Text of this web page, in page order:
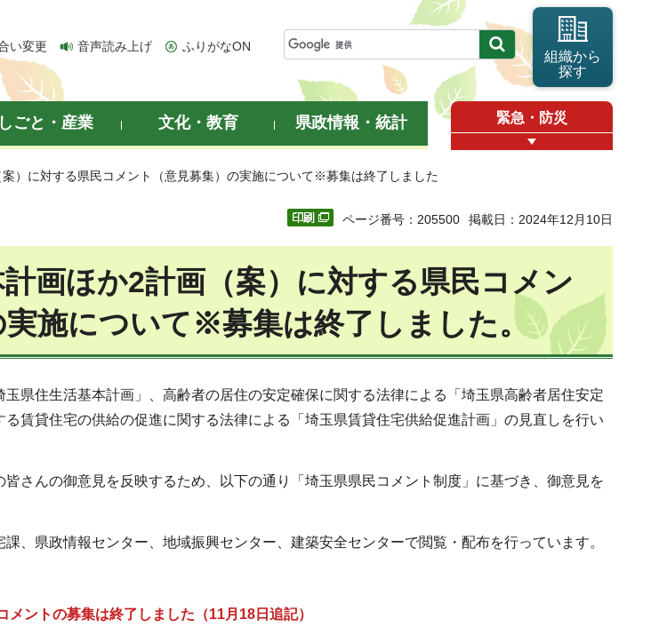
い変更 音声読み上げ ふりがなON
組織から
探す
しごと・産業 文化・教育 県政情報・統計 緊急・防災
）に対する県民コメント（意見募集）の実施について※募集は終了しました
ページ番号：205500 掲載日：2024年12月10日
画ほか2計画（案）に対する県民コメン
実施について※募集は終了しました。
県住生活基本計画」、高齢者の居住の安定確保に関する法律による「埼玉県高齢者居住安定
賃貸住宅の供給の促進に関する法律による「埼玉県賃貸住宅供給促進計画」の見直しを行い
さんの御意見を反映するため、以下の通り「埼玉県県民コメント制度」に基づき、御意見を
、県政情報センター、地域振興センター、建築安全センターで閲覧・配布を行っています。
ントの募集は終了しました（11月18日追記）